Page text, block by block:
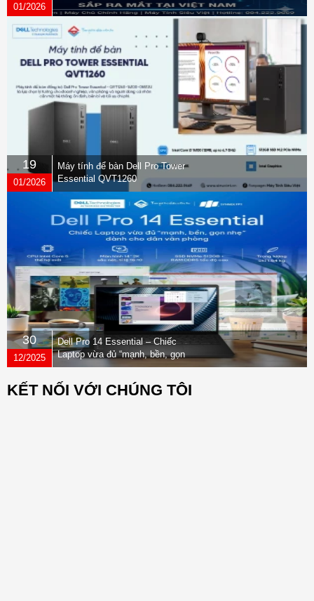
01/2026
19
01/2026
Máy tính để bàn Dell Pro Tower
Essential QVT1260
30
12/2025
Dell Pro 14 Essential – Chiếc
Laptop vừa đủ “mạnh, bền, gọn
nhẹ” dành cho dân văn phòng
KẾT NỐI VỚI CHÚNG TÔI